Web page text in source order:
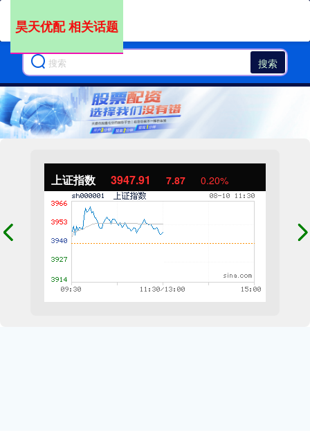
搜索
上证指数 3947.91 7.87 0.20%
昊天优配 相关话题